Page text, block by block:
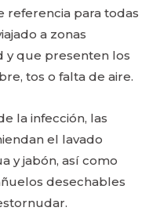
referencia para todas
a zonas
y que presenten los
tos o falta de aire.
la infección, las
el lavado
y jabón, así como
desechables